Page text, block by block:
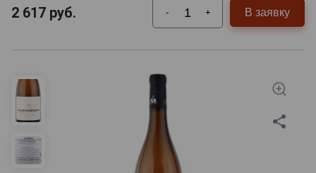
2 617 руб. - + В заявку